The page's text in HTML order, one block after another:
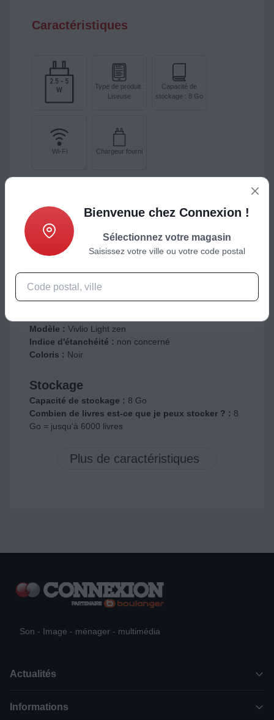
Caractéristiques
Type de produit :
Liseuse
Capacité de
stockage : 8 Go
Wi-Fi Chargeur fourni
Télécharger la fiche produit
Caractéristiques générales
Modèle : Vivlio Light zen
Indice d'étanchéité : non concerné
Coloris : Noir
Stockage
Capacité de stockage : 8 Go
Combien de livres est-ce que je peux stocker ? : 8
Go = jusqu'à 6000 livres
Son - Image - ménager - multimédia
Actualités
Informations
Bienvenue chez Connexion !
Sélectionnez votre magasin
Saisissez votre ville ou votre code postal